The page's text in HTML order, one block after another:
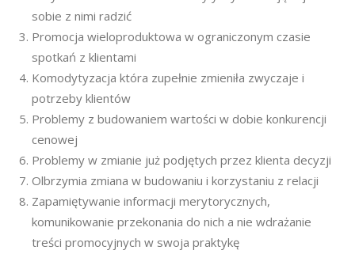
sobie z nimi radzić
Promocja wieloproduktowa w ograniczonym czasie
spotkań z klientami
Komodytyzacja która zupełnie zmieniła zwyczaje i
potrzeby klientów
Problemy z budowaniem wartości w dobie konkurencji
cenowej
Problemy w zmianie już podjętych przez klienta decyzji
Olbrzymia zmiana w budowaniu i korzystaniu z relacji
Zapamiętywanie informacji merytorycznych,
komunikowanie przekonania do nich a nie wdrażanie
treści promocyjnych w swoja praktykę